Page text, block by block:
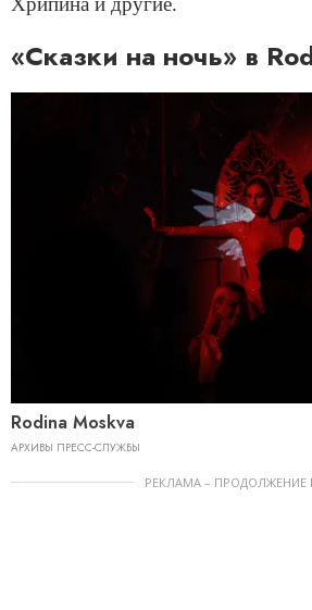
«Сказки на ночь» в
Rodina Moskva
АРХИВЫ ПРЕСС-СЛУЖБЫ
РЕКЛАМА – ПРОДОЛЖЕНИЕ